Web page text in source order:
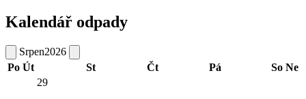
Kalendář odpady
Srpen2026
Po Út St Čt Pá So Ne
29